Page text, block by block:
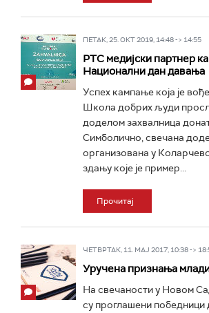
ПЕТАК, 25. ОКТ 2019, 14:48 -> 14:55
РТС медијски партнер
Национални дан давања
Успех кампање која је
Школа добрих људи
доделом захвалница
Симболично, свечана
организована у
здању које је пример...
Прочитај
ЧЕТВРТАК, 11. МАЈ 2017, 10:38 ->
Уручена признања
На свечаности у Новом
су проглашени победници